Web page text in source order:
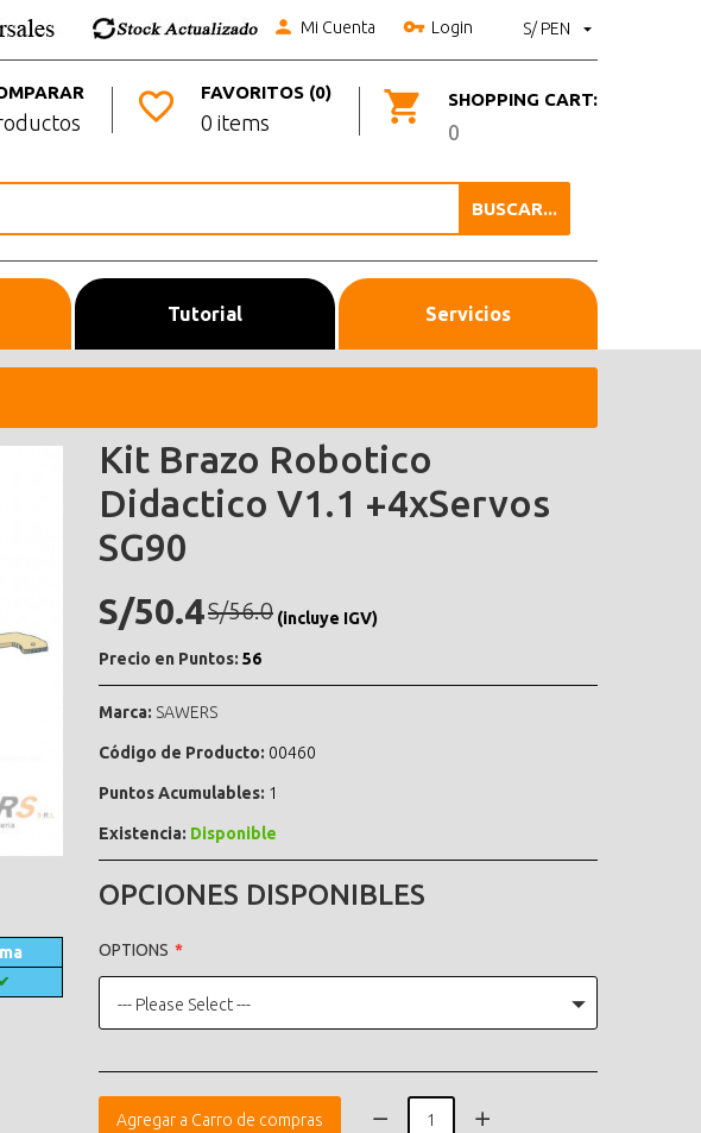
S/ PEN
Mi Cuenta Login
SHOPPING CART:
0
FAVORITOS (0)
0 items
BUSCAR...
Tutorial Servicios
✔
Kit Brazo Robotico
Didactico V1.1 +4xServos
SG90
S/50.4S/56.0 (incluye IGV)
Precio en Puntos: 56
Marca: SAWERS
Código de Producto: 00460
Puntos Acumulables: 1
Existencia: Disponible
OPCIONES DISPONIBLES
OPTIONS
--- Please Select ---
Agregar a Carro de compras